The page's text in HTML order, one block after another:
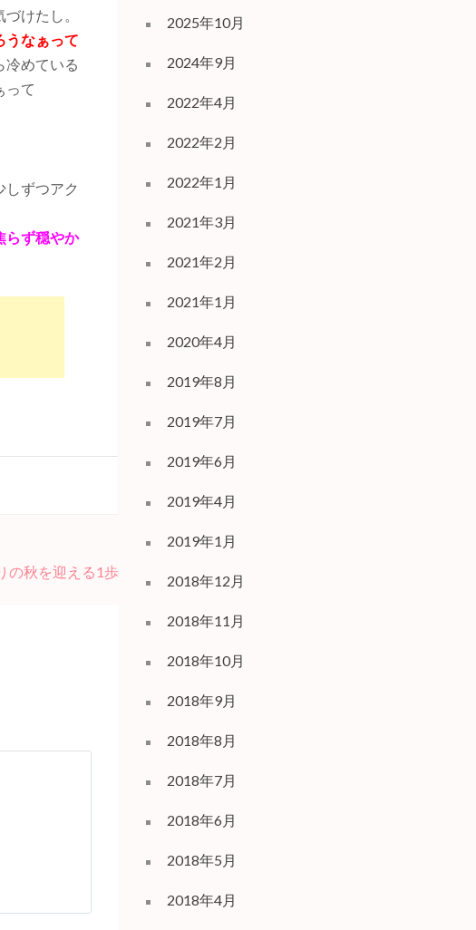
けたし。
うなぁって
冷めている
って
しずつアク
らず穏やか
の秋を迎える1歩
2025年10月
2024年9月
2022年4月
2022年2月
2022年1月
2021年3月
2021年2月
2021年1月
2020年4月
2019年8月
2019年7月
2019年6月
2019年4月
2019年1月
2018年12月
2018年11月
2018年10月
2018年9月
2018年8月
2018年7月
2018年6月
2018年5月
2018年4月